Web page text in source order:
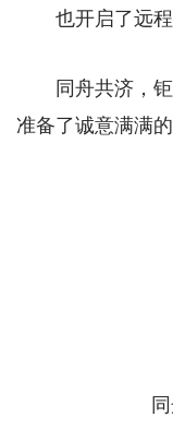
也开启了远程
同舟共济，钜
准备了诚意满满的
同舟